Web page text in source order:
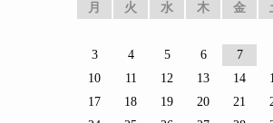
月
火 水 木 金
3
4 5 6 7
10
11 12 13 14
17
18 19 20 21